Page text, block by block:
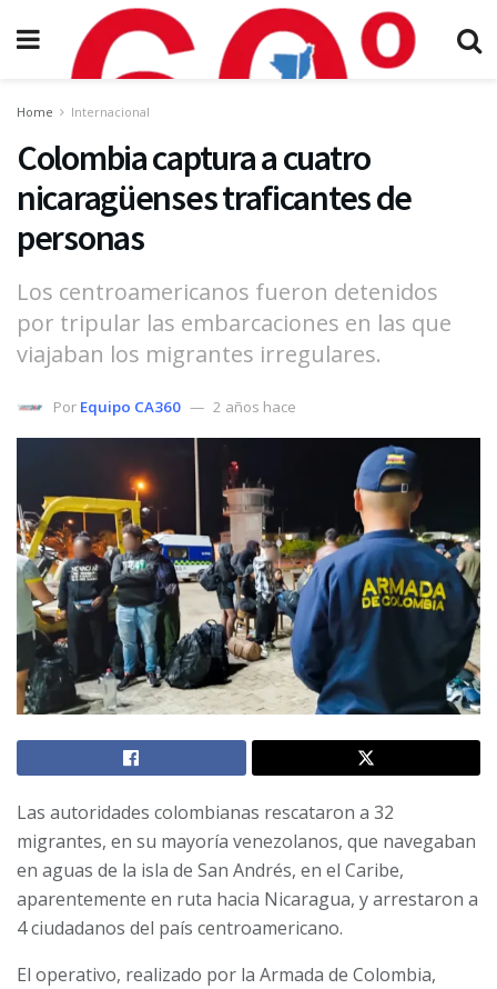
Home Internacional
Colombia captura a cuatro
nicaragüenses traficantes de
personas
Los centroamericanos fueron detenidos
por tripular las embarcaciones en las que
viajaban los migrantes irregulares.
Por Equipo CA360 2 años hace
Las autoridades colombianas rescataron a 32
migrantes, en su mayoría venezolanos, que navegaban
en aguas de la isla de San Andrés, en el Caribe,
aparentemente en ruta hacia Nicaragua, y arrestaron a
4 ciudadanos del país centroamericano.
El operativo, realizado por la Armada de Colombia,